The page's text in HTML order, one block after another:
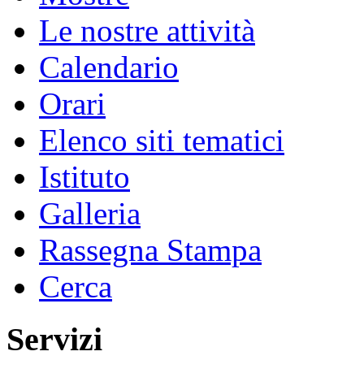
Le nostre attività
Calendario
Orari
Elenco siti tematici
Istituto
Galleria
Rassegna Stampa
Cerca
Servizi